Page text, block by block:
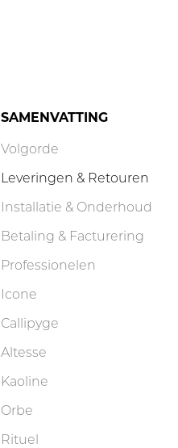
SAMENVATTING
Volgorde
Leveringen & Retouren
Installatie & Onderhoud
Betaling & Facturering
Professionelen
Icone
Callipyge
Altesse
Kaoline
Orbe
Rituel